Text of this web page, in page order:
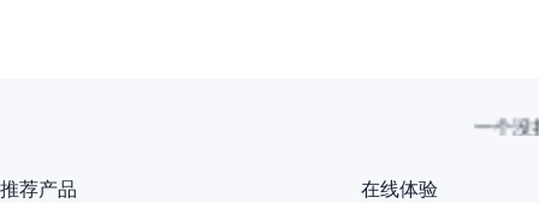
一个没
推荐产品 在线体验